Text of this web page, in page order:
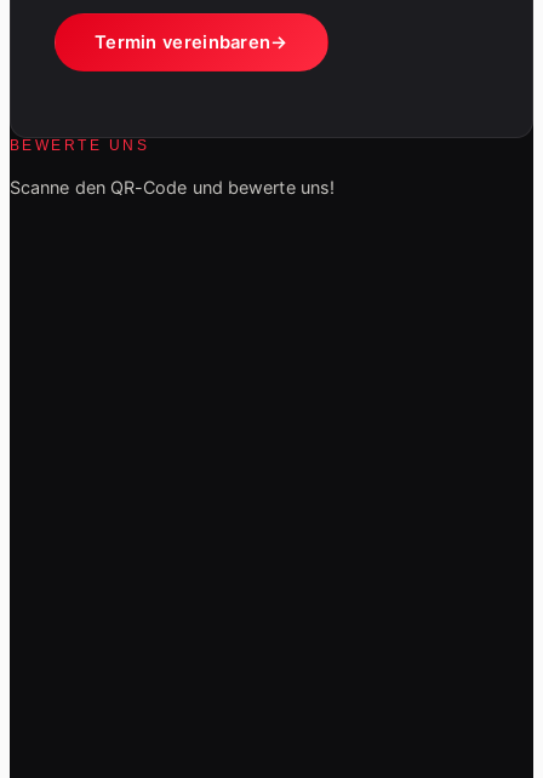
Termin vereinbaren
BEWERTE UNS
Scanne den QR-Code und bewerte uns!